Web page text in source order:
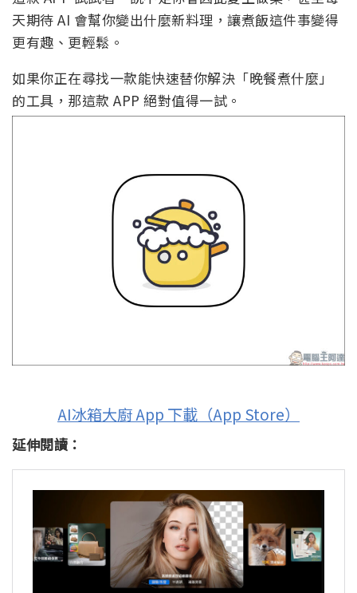
天期待 AI 會幫你變出什麼新料理，讓煮飯這件事變得
更有趣、更輕鬆。
如果你正在尋找一款能快速替你解決「晚餐煮什麼」
的工具，那這款 APP 絕對值得一試。
AI冰箱大廚 App 下載（App Store）
延伸閱讀：